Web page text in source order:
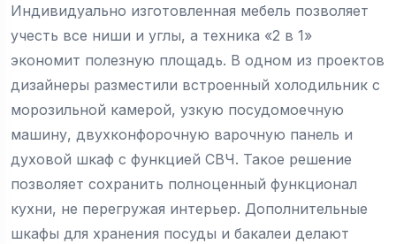
Индивидуально изготовленная мебель позволяет
учесть все ниши и углы, а техника «2 в 1»
экономит полезную площадь. В одном из проектов
дизайнеры разместили встроенный холодильник с
морозильной камерой, узкую посудомоечную
машину, двухконфорочную варочную панель и
духовой шкаф с функцией СВЧ. Такое решение
позволяет сохранить полноценный функционал
кухни, не перегружая интерьер. Дополнительные
шкафы для хранения посуды и бакалеи делают